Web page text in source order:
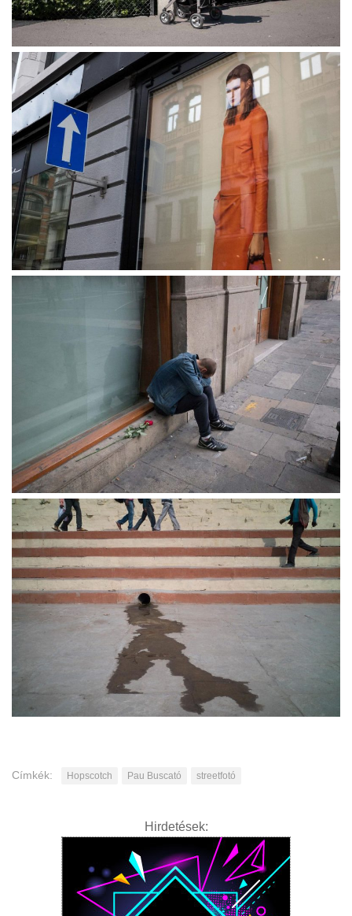
Címkék: Hopscotch Pau Buscató streetfotó
Hirdetések: